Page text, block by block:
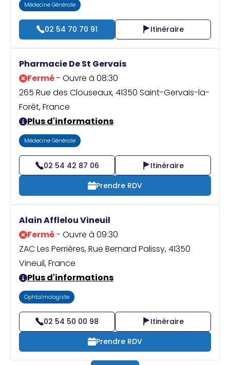
Médecine Générale
02 54 70 70 91 Itinéraire
Pharmacie De St Gervais
Fermé- Ouvre à 08:30
265 Rue des Clouseaux, 41350 Saint-Gervais-la-
Forêt, France
Plus d'informations
Médecine Générale
02 54 42 87 06
Itinéraire
Prendre RDV
Alain Afflelou Vineuil
Fermé- Ouvre à 09:30
ZAC Les Perrières, Rue Bernard Palissy, 41350
Vineuil, France
Plus d'informations
Ophtalmologiste
02 54 50 00 98
Itinéraire
Prendre RDV